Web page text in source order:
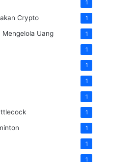
1
Crypto 1
Mengelola Uang 1
1
1
1
1
1
1
1
1